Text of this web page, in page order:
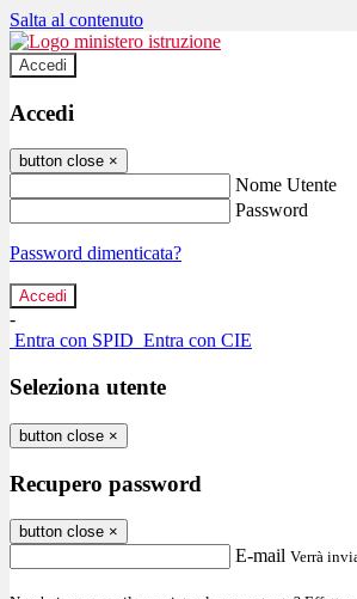
Salta al contenuto
Accedi
Accedi
button close ×
Nome Utente
Password
Password dimenticata?
-
Entra con SPID Entra con CIE
Seleziona utente
button close ×
Recupero password
button close ×
E-mail Verrà